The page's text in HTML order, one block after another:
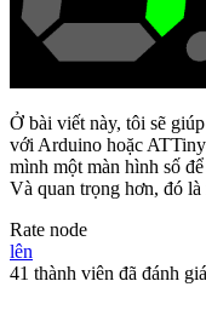
Ở bài viết này, tôi sẽ
với Arduino hoặc
mình một màn hình số
Và quan trọng hơn, đó
Rate node
lên
41 thành viên đã đánh